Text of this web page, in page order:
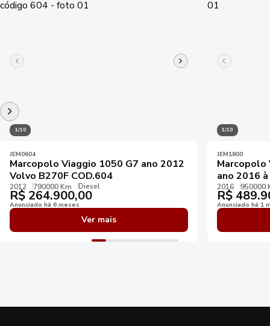
1/10
JEM0604
Marcopolo Viaggio 1050 G7 ano 2012
Volvo B270F COD.604
2012 790000 Km Diesel
R$ 264.900,00
Anunciado há 6 meses
Ver mais
1/10
JEM1800
Marcopolo
ano 2016
2016 950000
R$
Anunciado há 1